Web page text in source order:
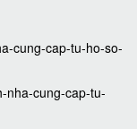
cung-cap-tu-ho-so-
nha-cung-cap-tu-